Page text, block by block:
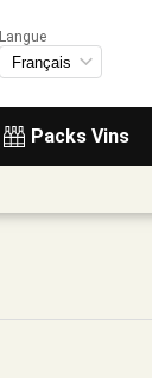
Packs Vins
Langue